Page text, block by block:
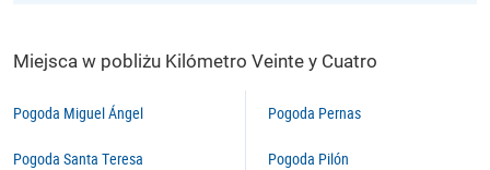
Miejsca w pobliżu Kilómetro Veinte y Cuatro
Pogoda Miguel Ángel
Pogoda Santa Teresa
Pogoda Pernas
Pogoda Pilón